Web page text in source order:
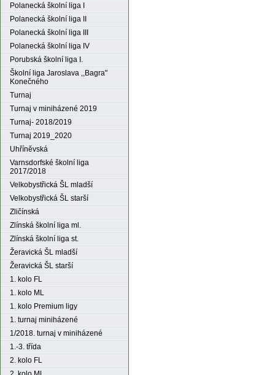
Polanecká školní liga I
Polanecká školní liga II
Polanecká školní liga III
Polanecká školní liga IV
Porubská školní liga I.
Školní liga Jaroslava ,,Bagra"
Konečného
Turnaj
Turnaj v miniházené 2019
Turnaj- 2018/2019
Turnaj 2019_2020
Uhříněvská
Varnsdorfské školní liga
2017/2018
Velkobystřická ŠL mladší
Velkobystřická ŠL starší
Zličínská
Zlínská školní liga ml.
Zlínská školní liga st.
Žeravická ŠL mladší
Žeravická ŠL starší
1. kolo FL
1. kolo ML
1. kolo Premium ligy
1. turnaj miniházené
1/2018. turnaj v miniházené
1.-3. třída
2. kolo FL